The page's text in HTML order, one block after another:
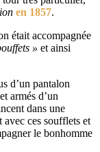
en 1857.
était accompagnée
» et ainsi
d’un pantalon
armés d’un
dans une
ces soufflets et
le bonhomme